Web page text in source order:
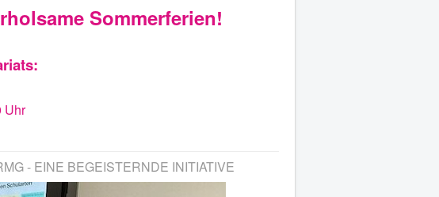
Sommerferien!
Uhr
- EINE BEGEISTERNDE INITIATIVE